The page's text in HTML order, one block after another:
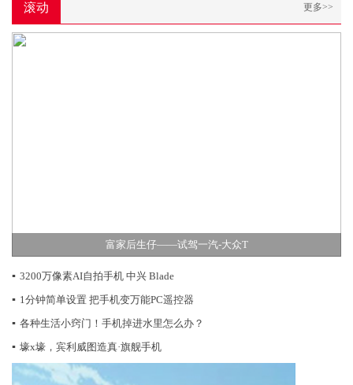
滚动 更多>>
富家后生仔——试驾一汽-大众T
▪ 3200万像素AI自拍手机 中兴 Blade
▪ 1分钟简单设置 把手机变万能PC遥控器
▪ 各种生活小窍门！手机掉进水里怎么办？
▪ 壕x壕，宾利威图造真·旗舰手机